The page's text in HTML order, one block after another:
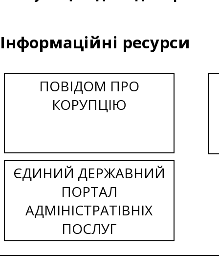
Інформаційні ресурси
ПОВІДОМ ПРО
КОРУПЦІЮ
ЄДИНИЙ ДЕРЖАВНИЙ
ПОРТАЛ
АДМІНІСТРАТІВНІХ
ПОСЛУГ